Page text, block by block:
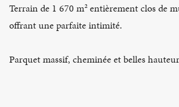
Terrain de 1 670 m² entièrement clos de
offrant une parfaite intimité.
Parquet massif, cheminée et belles